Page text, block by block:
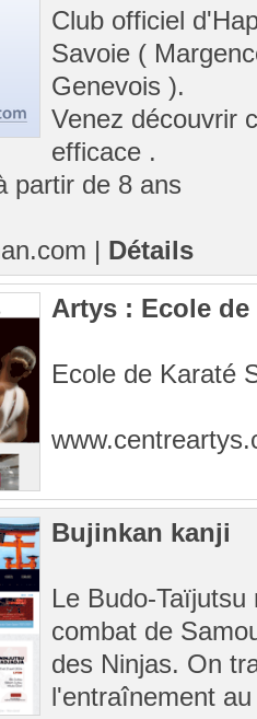
Club officiel
Savoie (
Genevois ).
Venez découvrir
efficace .
partir de 8 ans
| Détails
Artys : Ecole
Ecole de Karaté
Bujinkan kanji
Le Budo-
combat de
des Ninjas. On
l'entraînement